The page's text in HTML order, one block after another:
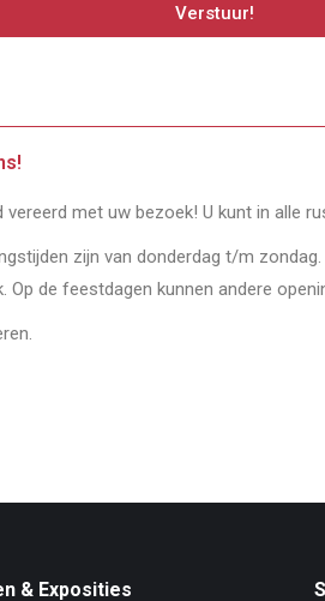
Verstuur!
vereerd met uw bezoek! U kunt in alle
zijn van donderdag t/m
Op de feestdagen kunnen andere
& Exposities